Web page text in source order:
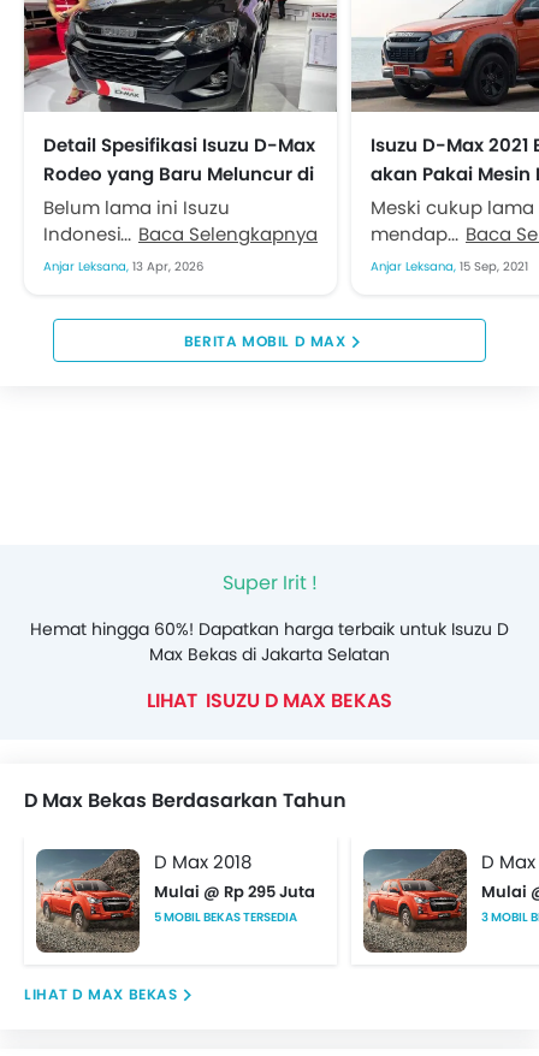
Detail Spesifikasi Isuzu D-Max
Rodeo yang Baru Meluncur di
GIICOMVEC 2026
Belum lama ini Isuzu
Indonesia (IAMI)
meluncurkan pick-up double
penyegaran ringan
mengaspal di GIICOMVEC
2026...
Baca Selengkapnya
Anjar Leksana, 13 Apr, 2026
Isuzu D-Max 2021
akan Pakai Mesin
Blue Power Turbo?
Meski cukup lama
mendapatkan
Isuzu Astra Motor
pikap D-Max
Baca
Anjar Leksana, 15 Sep, 2021
BERITA MOBIL D MAX
Super Irit !
Hemat hingga 60%! Dapatkan harga terbaik untuk Isuzu D
Max Bekas di Jakarta Selatan
ISUZU D MAX BEKAS
D Max Bekas Berdasarkan Tahun
D Max 2018
Mulai @ Rp 295 Juta
5 MOBIL BEKAS TERSEDIA
D Max
Mulai
3 MOBIL
D MAX BEKAS